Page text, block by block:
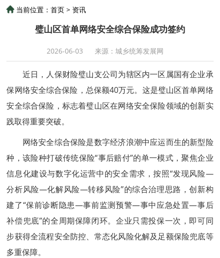
当前位置：首页 > 资讯
璧山区首单网络安全综合保险成功签约
2026-06-03 来源：城乡统筹发展网
近日，人保财险璧山支公司为辖区内一区属国有企业承
保网络安全综合保险，总保额40万元。这是璧山区首单网络
安全综合保险，标志着璧山区在网络安全保险领域的创新实
践取得重要突破。
网络安全综合保险是数字经济浪潮中应运而生的新型险
种，该险种打破传统保险“事后赔付”的单一模式，聚焦企业
信息化建设与数字化运营中的安全需求，按照“发现风险—
分析风险—化解风险—转移风险”的综合治理思路，创新构
建了“保前诊断隐患—事前监测预警—事中应急处置—事后
补偿兜底”的全周期保障闭环。企业只需投保一次，即可同
步获得全流程安全防控、常态化风险化解及足额保险兜底等
多重保障。